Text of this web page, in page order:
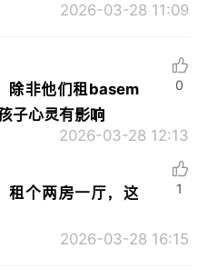
2026-03-28 11:09
除非他们租basem
子心灵有影响
2026-03-28 12:13
0
租个两房一厅，这
2026-03-28 16:15
1